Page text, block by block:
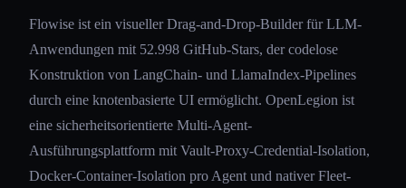
Flowise ist ein visueller Drag-and-Drop-Builder für LLM-
Anwendungen mit 52.998 GitHub-Stars, der codelose
Konstruktion von LangChain- und LlamaIndex-Pipelines
durch eine knotenbasierte UI ermöglicht. OpenLegion ist
eine sicherheitsorientierte Multi-Agent-
Ausführungsplattform mit Vault-Proxy-Credential-Isolation,
Docker-Container-Isolation pro Agent und nativer Fleet-